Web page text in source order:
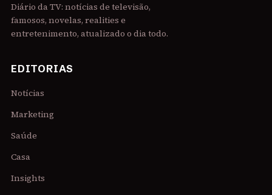
Diário da TV: notícias de televisão,
famosos, novelas, realities e
entretenimento, atualizado o dia todo.
EDITORIAS
Notícias
Marketing
Saúde
Casa
Insights